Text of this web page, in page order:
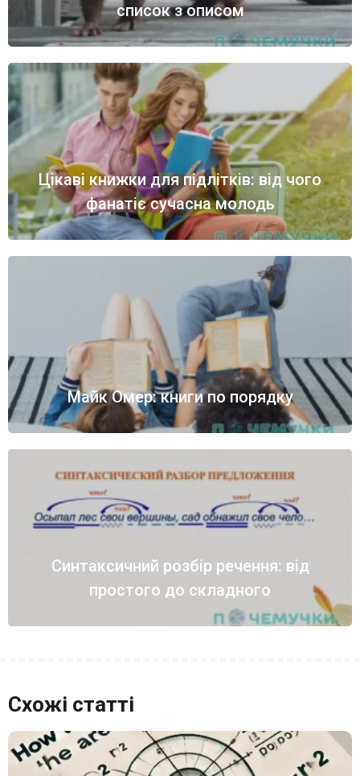
список з описом
Цікаві книжки для підлітків: від чого
фанатіє сучасна молодь
Майк Омер: книги по порядку
Синтаксичний розбір речення: від
простого до складного
Схожі статті